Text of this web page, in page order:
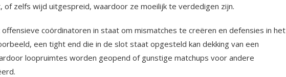
of zelfs wijd uitgespreid, waardoor ze moeilijk te verdedigen zijn.
coördinatoren in staat om mismatches te creëren en defensies in het
een tight end die in de slot staat opgesteld kan dekking van een
loopruimtes worden geopend of gunstige matchups voor andere